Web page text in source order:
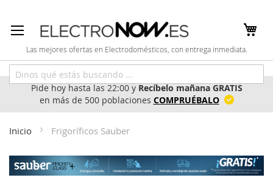
al
contenido
Las mejores ofertas en Electrodomésticos, con entrega inmediata.
Pide hoy hasta las 22:00 yRecíbelo mañana GRATIS
en más de 500 poblaciones COMPRUÉBALO
Inicio Frigoríficos Sauber